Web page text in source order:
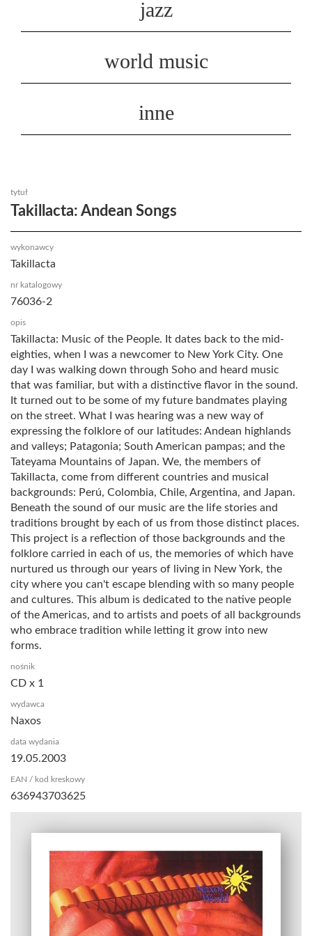
jazz
world music
inne
tytuł
Takillacta: Andean Songs
wykonawcy
Takillacta
nr katalogowy
76036-2
opis
Takillacta: Music of the People. It dates back to the mid-
eighties, when I was a newcomer to New York City. One
day I was walking down through Soho and heard music
that was familiar, but with a distinctive flavor in the sound.
It turned out to be some of my future bandmates playing
on the street. What I was hearing was a new way of
expressing the folklore of our latitudes: Andean highlands
and valleys; Patagonia; South American pampas; and the
Tateyama Mountains of Japan. We, the members of
Takillacta, come from different countries and musical
backgrounds: Perú, Colombia, Chile, Argentina, and Japan.
Beneath the sound of our music are the life stories and
traditions brought by each of us from those distinct places.
This project is a reflection of those backgrounds and the
folklore carried in each of us, the memories of which have
nurtured us through our years of living in New York, the
city where you can't escape blending with so many people
and cultures. This album is dedicated to the native people
of the Americas, and to artists and poets of all backgrounds
who embrace tradition while letting it grow into new
forms.
nośnik
CD x 1
wydawca
Naxos
data wydania
19.05.2003
EAN / kod kreskowy
636943703625